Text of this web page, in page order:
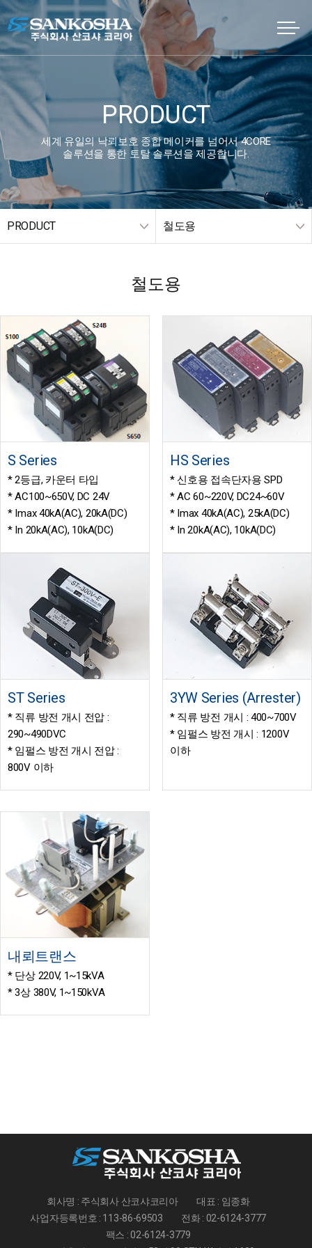
PRODUCT
세계 유일의 낙뢰보호 종합 메이커를 넘어서 4CORE
솔루션을 통한 토탈 솔루션을 제공합니다.
PRODUCT 철도용
철도용
S Series
* 2등급, 카운터 타입
* AC100~650V, DC 24V
* Imax 40kA(AC), 20kA(DC)
* In 20kA(AC), 10kA(DC)
HS Series
* 신호용 접속단자용 SPD
* AC 60~220V, DC24~60V
* Imax 40kA(AC), 25kA(DC)
* In 20kA(AC), 10kA(DC)
ST Series
* 직류 방전 개시 전압 :
290~490DVC
* 임펄스 방전 개시 전압 :
800V 이하
3YW Series (Arrester)
* 직류 방전 개시 : 400~700V
* 임펄스 방전 개시 : 1200V
이하
내뢰트랜스
* 단상 220V, 1~15kVA
* 3상 380V, 1~150kVA
회사명 : 주식회사 산코샤코리아
대표 : 임종화
사업자등록번호 : 113-86-69503
전화 : 02-6124-3777
팩스 : 02-6124-3779